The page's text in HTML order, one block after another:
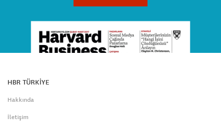
HBR TÜRKİYE
Hakkında
İletişim